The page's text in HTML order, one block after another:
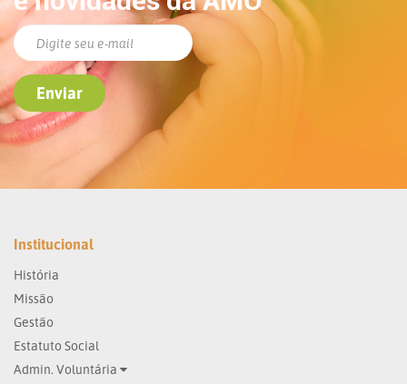
Institucional
História
Missão
Gestão
Estatuto Social
Admin. Voluntária